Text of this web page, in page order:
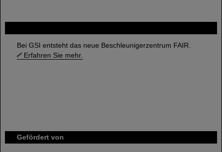
Bei GSI entsteht das neue Beschleunigerzentrum FAIR.
Erfahren Sie mehr.
Gefördert von